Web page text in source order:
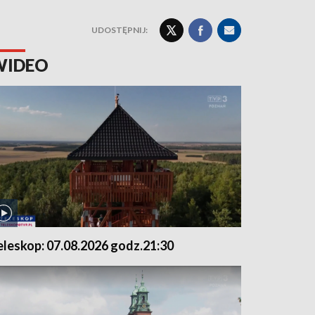
UDOSTĘPNIJ:
07.08.2026 godz.21:30